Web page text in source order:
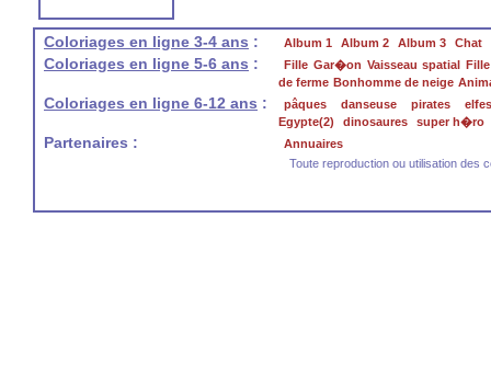
Coloriages en ligne 3-4 ans : Album 1 Album 2 Album 3 Chat
Coloriages en ligne 5-6 ans : Fille Gar�on Vaisseau spatial
de ferme Bonhomme de neige
Coloriages en ligne 6-12 ans : pâques danseuse pirates
elfes
Egypte(2)
dinosaures super h�ro
Partenaires :
Annuaires
Toute reproduction ou utilisation des